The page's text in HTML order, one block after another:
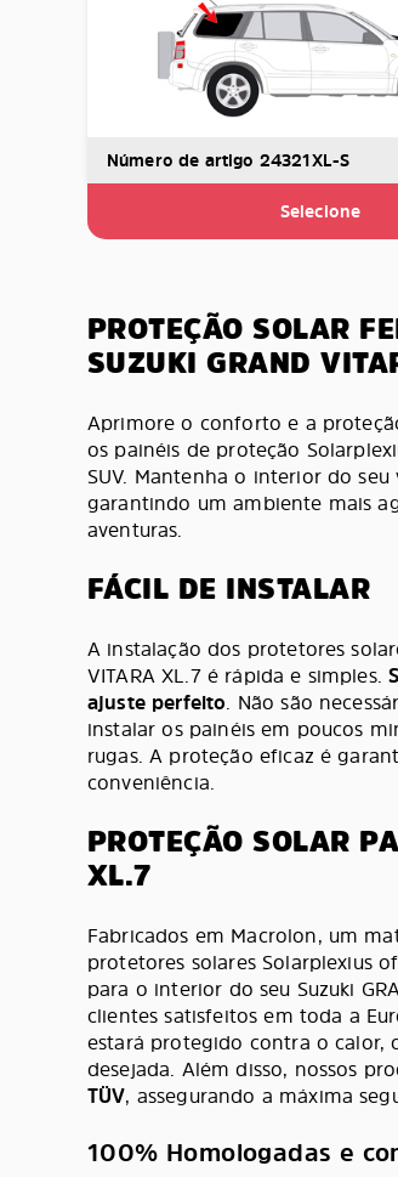
Número de artigo 24321XL-S
Selecione
PROTEÇÃO SOLAR
SUZUKI GRAND
Aprimore o conforto e a
os painéis de proteção
SUV. Mantenha o interior do
garantindo um ambiente mais
aventuras.
FÁCIL DE INSTALAR
A instalação dos protetores
VITARA XL.7 é rápida e simples.
ajuste perfeito. Não são
instalar os painéis em poucos
rugas. A proteção eficaz é
conveniência.
PROTEÇÃO SOLAR
XL.7
Fabricados em Macrolon, um
protetores solares Solarplexius
para o interior do seu Suzuki
clientes satisfeitos em toda a
estará protegido contra o calor,
desejada. Além disso, nossos
TÜV, assegurando a máxima
100% Homologadas e